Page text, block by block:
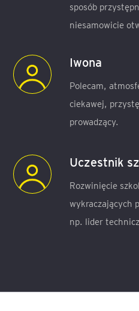
sposób
niesamowicie
Iwona
Polecam,
ciekawej,
prowadzący.
Uczestnik
Rozwinięcie
wykraczających
np. lider